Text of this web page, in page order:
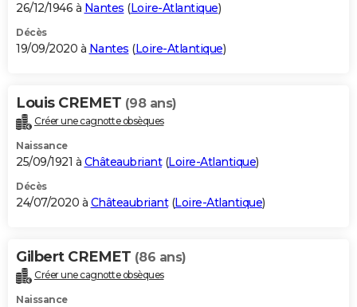
26/12/1946 à Nantes (Loire-Atlantique)
Décès
19/09/2020 à Nantes (Loire-Atlantique)
Louis CREMET (98 ans)
Créer une cagnotte obsèques
Naissance
25/09/1921 à Châteaubriant(Loire-Atlantique)
Décès
24/07/2020 à Châteaubriant(Loire-Atlantique)
Gilbert CREMET (86 ans)
Créer une cagnotte obsèques
Naissance